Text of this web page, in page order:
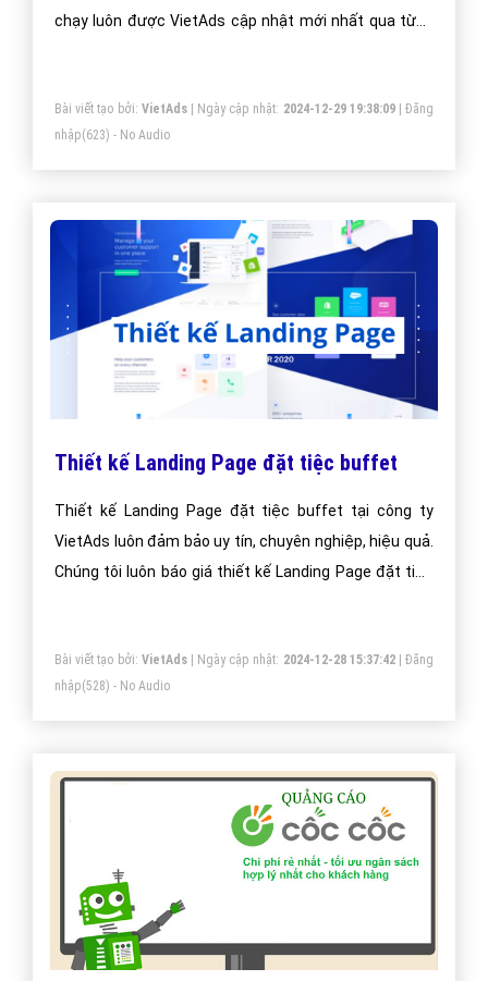
chạy luôn được VietAds cập nhật mới nhất qua từng
Bài viết tạo bởi: VietAds| Ngày cập nhật: 2024-12-29 19:38:09|Đăng
nhập(623) - No Audio
Thiết kế Landing Page đặt tiệc buffet
Thiết kế Landing Page đặt tiệc buffet tại công ty
VietAds luôn đảm bảo uy tín, chuyên nghiệp, hiệu quả.
Chúng tôi luôn báo giá thiết kế Landing Page đặt tiệc
Bài viết tạo bởi: VietAds| Ngày cập nhật: 2024-12-28 15:37:42|Đăng
nhập(528) - No Audio